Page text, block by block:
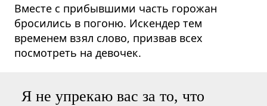
Вместе с прибывшими часть горожан
бросились в погоню. Искендер тем
временем взял слово, призвав всех
посмотреть на девочек.
Я не упрекаю вас за то, что